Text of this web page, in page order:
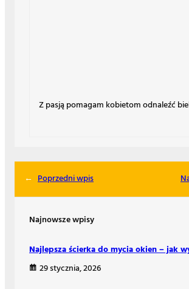
Z pasją pomagam kobietom odnaleźć
← Poprzedni wpis
Najnowsze wpisy
Najlepsza ścierka do mycia okien – jak
29 stycznia, 2026